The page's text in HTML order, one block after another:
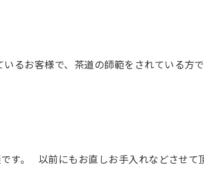
るお客様で、茶道の師範をされている方
。 以前にもお直しお手入れなどさせ